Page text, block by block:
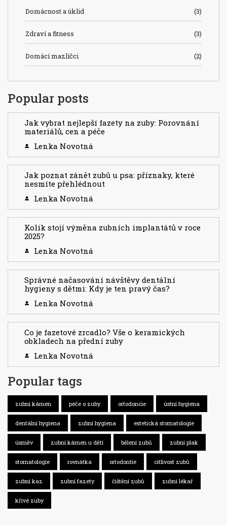
Domácnost a úklid (3)
Zdraví a fitness (3)
Domácí mazlíčci (2)
Popular posts
Jak vybrat nejlepší fazety na zuby: Porovnání
materiálů, cen a péče
Lenka Novotná
Jak poznat zánět zubů u psa: příznaky, které
nesmíte přehlédnout
Lenka Novotná
Kolik stojí výměna zubních implantátů v roce
2025?
Lenka Novotná
Správné načasování návštěvy dentální
hygieny s dětmi: Kdy je ten pravý čas?
Lenka Novotná
Co je fazetové zrcadlo? Vše o keramických
obkladech na přední zuby
Lenka Novotná
Popular tags
zubní kámen péče o zuby ortodoncie ústní hygiena
dentální hygiena zubní hygiena estetická stomatologie
úsměv zubní kámen u dětí bělení zubů zubní plak
stomatologie rovnátka ortodontie citlivost zubů
zubní kaz zubní fazety čištění zubů zubní lékař
křivé zuby